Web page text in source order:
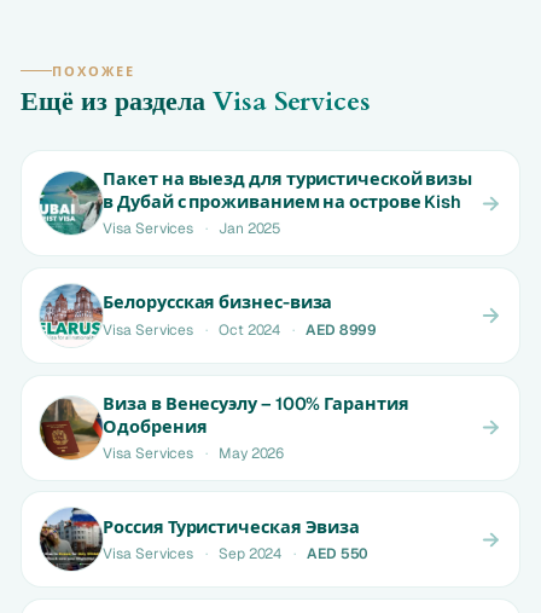
ПОХОЖЕЕ
Ещё из раздела Visa Services
Пакет на выезд для туристической визы
в Дубай с проживанием на острове Kish
Visa Services · Jan 2025
Белорусская бизнес-виза
Visa Services · Oct 2024 · AED 8999
Виза в Венесуэлу – 100% Гарантия
Одобрения
Visa Services · May 2026
Россия Туристическая Эвиза
Visa Services · Sep 2024 · AED 550